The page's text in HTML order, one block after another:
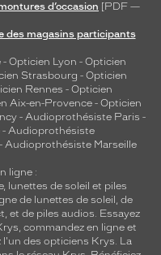
d’occasion [PDF —
des magasins participants
- Opticien Lyon - Opticien
Strasbourg - Opticien
Rennes - Opticien
Aix-en-Provence - Opticien
- Audioprothésiste Paris -
- Audioprothésiste
- Audioprothésiste Marseille
ligne :
, lunettes de soleil et piles
de lunettes de soleil, de
, et de piles audios. Essayez
commandez en ligne et
des opticiens Krys. La